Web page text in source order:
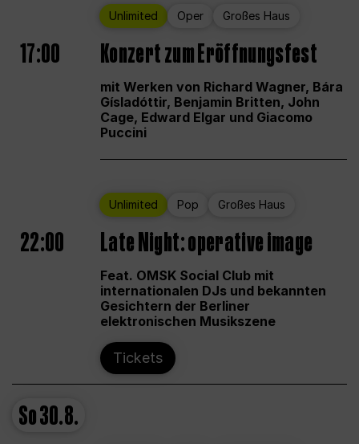
Unlimited Oper Großes Haus
17:00 Konzert zum Eröffnungsfest
mit Werken von Richard Wagner, Bára
Gísladóttir, Benjamin Britten, John
Cage, Edward Elgar und Giacomo
Puccini
Unlimited Pop Großes Haus
22:00 Late Night: operative image
Feat. OMSK Social Club mit
internationalen DJs und bekannten
Gesichtern der Berliner
elektronischen Musikszene
Tickets
So30.8.